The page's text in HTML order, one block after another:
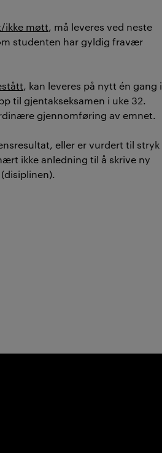
ikke møtt, må leveres ved neste
studenten har gyldig fravær
, kan leveres på nytt én gang i
til gjentakseksamen i uke 32.
gjennomføring av emnet.
eller er vurdert til stryk
ikke anledning til å skrive ny